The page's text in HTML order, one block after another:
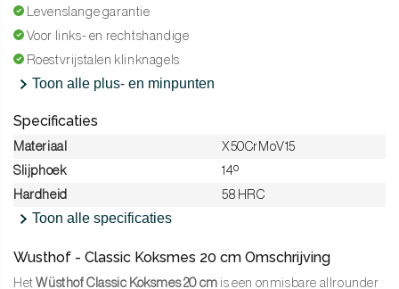
Levenslange garantie
Voor links- en rechtshandige
Roestvrijstalen klinknagels
Toon alle plus- en minpunten
Specificaties
Materiaal
X50CrMoV15
Slijphoek
14º
Hardheid
58 HRC
Toon alle specificaties
Wusthof - Classic Koksmes 20 cm Omschrijving
HetWüsthof Classic Koksmes 20 cm is een onmisbare allrounder